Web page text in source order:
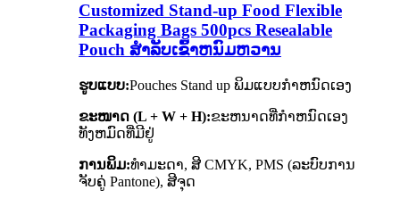
Customized Stand-up Food Flexible
Packaging Bags 500pcs Resealable
Pouch ສໍາລັບເຂົ້າຫນົມຫວານ
ຮູບແບບ:Pouches Stand up ພິມແບບກໍາຫນົດເອງ
ຂະໜາດ (L + W + H):ຂະຫນາດທີ່ກໍາຫນົດເອງ
ທັງຫມົດທີ່ມີຢູ່
ການພິມ:ທຳມະດາ, ສີ CMYK, PMS (ລະບົບການ
ຈັບຄູ່ Pantone), ສີຈຸດ